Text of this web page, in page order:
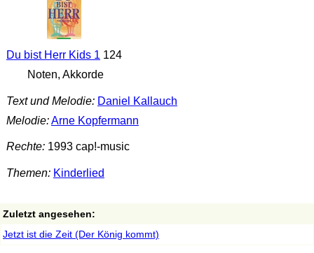
Du bist Herr Kids 1 124
Noten, Akkorde
Text und Melodie: Daniel Kallauch
Melodie:Arne Kopfermann
Rechte:1993 cap!-music
Themen: Kinderlied
Zuletzt angesehen:
Jetzt ist die Zeit (Der König kommt)